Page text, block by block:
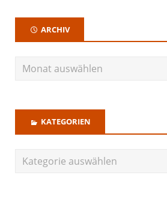
ARCHIV
KATEGORIEN